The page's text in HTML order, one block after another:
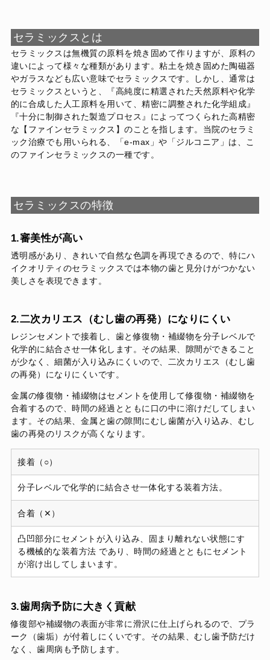
セラミックスとは
セラミックスは無機質の原料を焼き固めて作りますが、原料の
違いによって様々な種類があります。粘土を焼き固めた陶磁器
やガラスなども広い意味でセラミックスです。しかし、通常は
セラミックスというと、『高純度に精選された天然原料や化学
的に合成した人工原料を用いて、精密に調整された化学組成』
『十分に制御された製造プロセス』によってつくられた高精密
な【ファインセラミックス】のことを指します。当院のセラミ
ック治療でも用いられる、「e-max」や「ジルコニア」は、こ
のファインセラミックスの一種です。
セラミックスの特徴
1.審美性が高い
透明感があり、きれいで自然な色調を再現できるので、特にハ
イクオリティのセラミックスでは本物の歯と見分けがつかない
美しさを表現できます。
2.二次カリエス（むし歯の再発）になりにくい
レジンセメントで接着し、歯と修復物・補綴物を分子レベルで
化学的に結合させ一体化します。その結果、隙間ができること
が少なく、細菌が入り込みにくいので、二次カリエス（むし歯
の再発）になりにくいです。
金属の修復物・補綴物はセメントを使用して修復物・補綴物を
合着するので、時間の経過とともに口の中に溶けだしてしまい
ます。その結果、金属と歯の隙間にむし歯菌が入り込み、むし
歯の再発のリスクが高くなります。
接着（○）
分子レベルで化学的に結合させ一体化する装着方法。
合着（✕）
凸凹部分にセメントが入り込み、固まり離れない状態にす
る機械的な装着方法 であり、時間の経過とともにセメント
が溶け出してしまいます。
3.歯周病予防に大きく貢献
修復部や補綴物の表面が非常に滑沢に仕上げられるので、プラ
ーク（歯垢）が付着しにくいです。その結果、むし歯予防だけ
なく、歯周病も予防します。